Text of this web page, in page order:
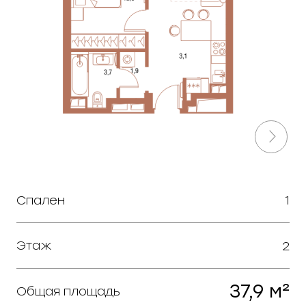
Спален 1
Этаж 2
Общая площадь 37,9 м²